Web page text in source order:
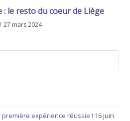
: le resto du coeur de Liège
27 mars 2024
première expérience réussie ! 16 juin